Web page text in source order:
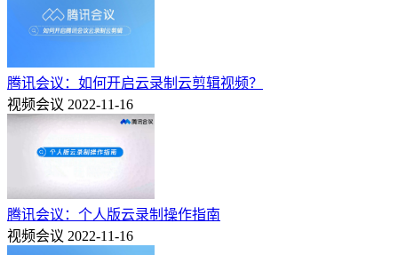
腾讯会议：如何开启云录制云剪辑视频？
视频会议 2022-11-16
腾讯会议：个人版云录制操作指南
视频会议 2022-11-16